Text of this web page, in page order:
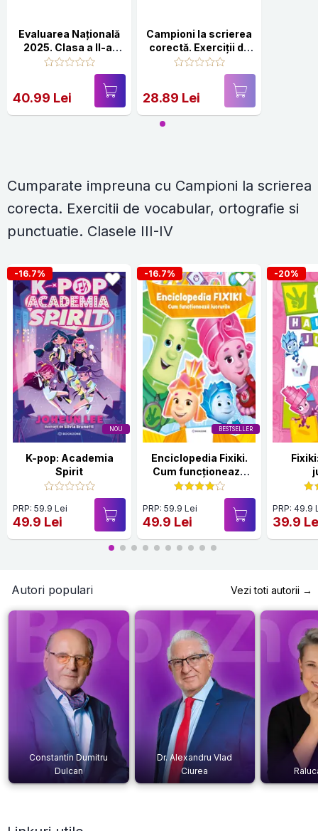
Evaluarea Națională
2025. Clasa a II-a.
Scris. Citit.
Matematică
40.99 Lei
Campioni la scrierea
corectă. Exerciții de
vocabular, ortografie
și punctuație. Clasele
28.89 Lei
Cumparate impreuna cu Campioni la scrierea
corecta. Exercitii de vocabular, ortografie si
punctuatie. Clasele III-IV
NOU
-16.7%
K-pop: Academia
Spirit
PRP: 59.9 Lei
49.9 Lei
BESTSELLER
-16.7%
Enciclopedia Fixiki.
Cum funcționează
lucrurile
PRP: 59.9 Lei
49.9 Lei
-20%
PRP: 49.9
39.9
Autori populari Vezi toti autorii →
Constantin Dumitru
Dulcan
Dr. Alexandru Vlad
Ciurea